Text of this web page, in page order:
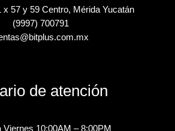
x 57 y 59 Centro, Mérida Yucatán
(9997) 700791
de atención
Viernes 10:00AM – 8:00PM